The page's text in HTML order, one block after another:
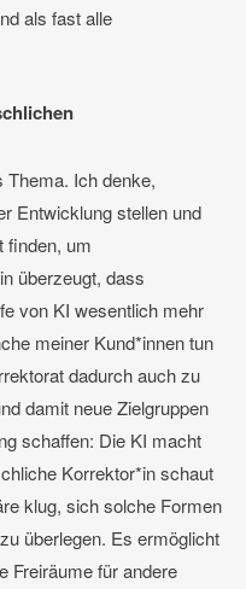
als fast alle
Thema. Ich denke,
Entwicklung stellen und
finden, um
überzeugt, dass
von KI wesentlich mehr
meiner Kund*innen tun
dadurch auch zu
damit neue Zielgruppen
schaffen: Die KI macht
Korrektor*in schaut
klug, sich solche Formen
überlegen. Es ermöglicht
Freiräume für andere